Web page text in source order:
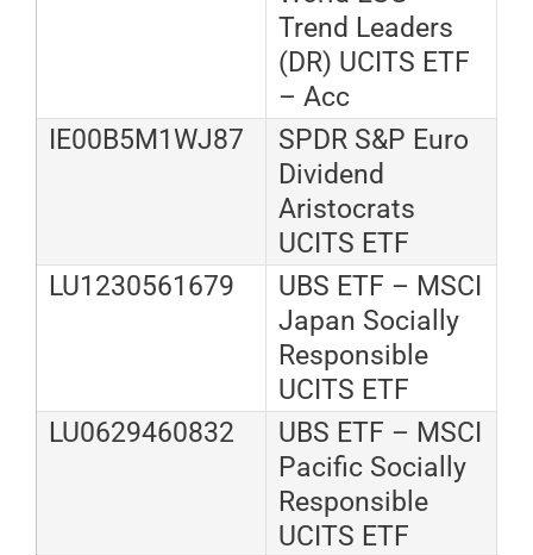
Trend Leaders
(DR) UCITS ETF
– Acc
IE00B5M1WJ87
SPDR S&P Euro
Dividend
Aristocrats
UCITS ETF
LU1230561679
UBS ETF – MSCI
Japan Socially
Responsible
UCITS ETF
LU0629460832
UBS ETF – MSCI
Pacific Socially
Responsible
UCITS ETF